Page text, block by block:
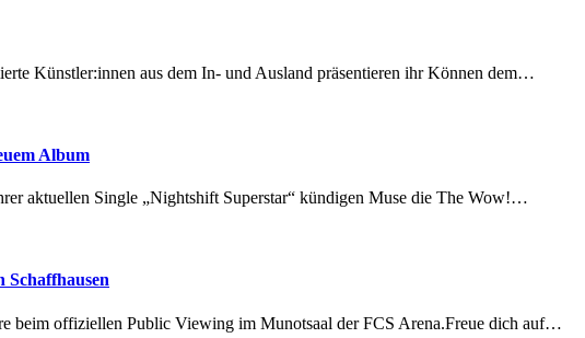
Künstler:innen aus dem In- und Ausland präsentieren ihr Können dem…
Album
aktuellen Single „Nightshift Superstar“ kündigen Muse die The Wow!…
Schaffhausen
beim offiziellen Public Viewing im Munotsaal der FCS Arena.Freue dich auf…